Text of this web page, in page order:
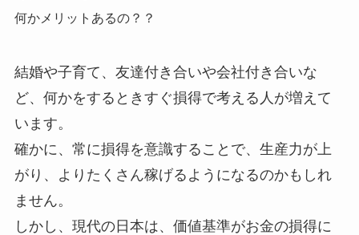
何かメリットあるの？？
結婚や子育て、友達付き合いや会社付き合いな
ど、何かをするときすぐ損得で考える人が増えて
います。
確かに、常に損得を意識することで、生産力が上
がり、よりたくさん稼げるようになるのかもしれ
ません。
しかし、現代の日本は、価値基準がお金の損得に